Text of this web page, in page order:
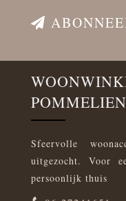
Sfeervolle
uitgezocht. Voor
persoonlijk thuis